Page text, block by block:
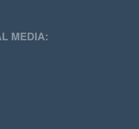
MEDIA: